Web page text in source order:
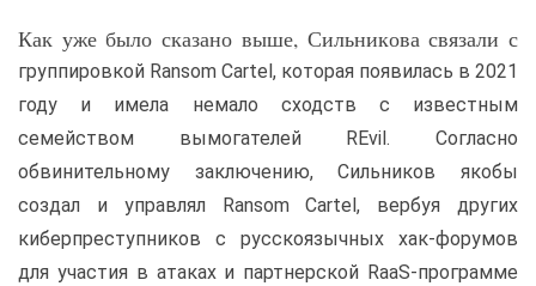
Как уже было сказано выше, Сильникова связали с
группировкой Ransom Cartel, которая появилась в 2021
году и имела немало сходств с известным
семейством вымогателей REvil. Согласно
обвинительному заключению, Сильников якобы
создал и управлял Ransom Cartel, вербуя других
киберпреступников с русскоязычных хак-форумов
для участия в атаках и партнерской RaaS-программе